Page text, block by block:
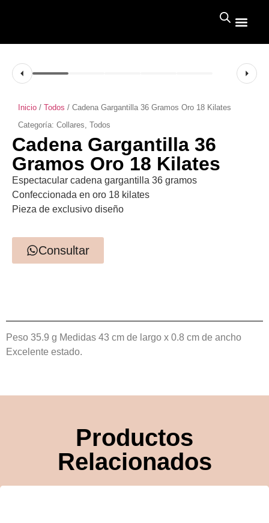
Inicio / Todos / Cadena Gargantilla 36 Gramos Oro 18 Kilates
Categoría: Collares, Todos
Cadena Gargantilla 36
Gramos Oro 18 Kilates
Espectacular cadena gargantilla 36 gramos
Confeccionada en oro 18 kilates
Pieza de exclusivo diseño
Consultar
Peso 35.9 g Medidas 43 cm de largo x 0.8 cm de ancho
Excelente estado.
Productos
Relacionados